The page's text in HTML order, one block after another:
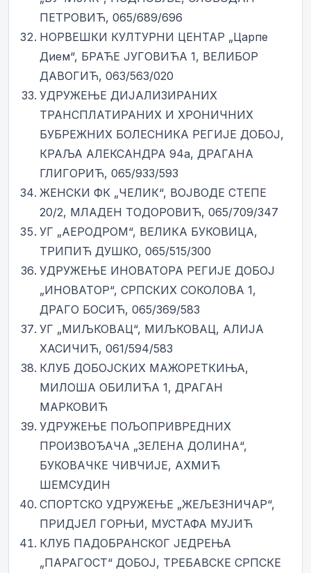
ПЕТРОВИЋ, 065/689/696
НОРВЕШКИ КУЛТУРНИ ЦЕНТАР „Царпе
Дием“, БРАЋЕ ЈУГОВИЋА 1, ВЕЛИБОР
ДАВОГИЋ, 063/563/020
УДРУЖЕЊЕ ДИЈАЛИЗИРАНИХ
ТРАНСПЛАТИРАНИХ И ХРОНИЧНИХ
БУБРЕЖНИХ БОЛЕСНИКА РЕГИЈЕ ДОБОЈ,
КРАЉА АЛЕКСАНДРА 94а, ДРАГАНА
ГЛИГОРИЋ, 065/933/593
ЖЕНСКИ ФК „ЧЕЛИК“, ВОЈВОДЕ СТЕПЕ
20/2, МЛАДЕН ТОДОРОВИЋ, 065/709/347
УГ „АЕРОДРОМ“, ВЕЛИКА БУКОВИЦА,
ТРИПИЋ ДУШКО, 065/515/300
УДРУЖЕЊЕ ИНОВАТОРА РЕГИЈЕ ДОБОЈ
„ИНОВАТОР“, СРПСКИХ СОКОЛОВА 1,
ДРАГО БОСИЋ, 065/369/583
УГ „МИЉКОВАЦ“, МИЉКОВАЦ, АЛИЈА
ХАСИЧИЋ, 061/594/583
КЛУБ ДОБОЈСКИХ МАЖОРЕТКИЊА,
МИЛОША ОБИЛИЋА 1, ДРАГАН
МАРКОВИЋ
УДРУЖЕЊЕ ПОЉОПРИВРЕДНИХ
ПРОИЗВОЂАЧА „ЗЕЛЕНА ДОЛИНА“,
БУКОВАЧКЕ ЧИВЧИЈЕ, АХМИЋ
ШЕМСУДИН
СПОРТСКО УДРУЖЕЊЕ „ЖЕЉЕЗНИЧАР“,
ПРИДЈЕЛ ГОРЊИ, МУСТАФА МУЈИЋ
КЛУБ ПАДОБРАНСКОГ ЈЕДРЕЊА
„ПАРАГОСТ“ ДОБОЈ, ТРЕБАВСКЕ СРПСКЕ